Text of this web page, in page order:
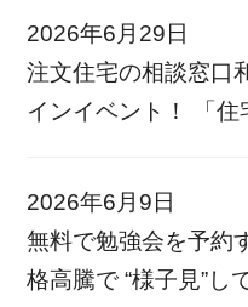
先日、Ｔ様邸の上
会わせていただきま
くりのご相談では、
2026年6月29日
注文住宅の相談窓口
インイベント！ 「住
和歌山県内40社以上
カー比較からリフォ
何でも相談できます
2026年6月9日
無料で勉強会を予約
格高騰で “様子見”し